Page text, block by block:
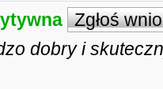
Zgłoś
dobry i